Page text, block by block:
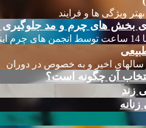
ویژگی ها و فرایند
بخش های چرم و مد جلوگیری
اخیر و به خصوص در دوران
زند